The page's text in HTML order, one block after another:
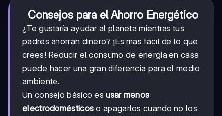
Consejos para el Ahorro Energético
¿Te gustaría ayudar al planeta mientras tus
padres ahorran dinero? ¡Es más fácil de lo que
crees! Reducir el consumo de energía en casa
puede hacer una gran diferencia para el medio
ambiente.
Un consejo básico esusar menos
electrodomésticos o apagarlos cuando no los